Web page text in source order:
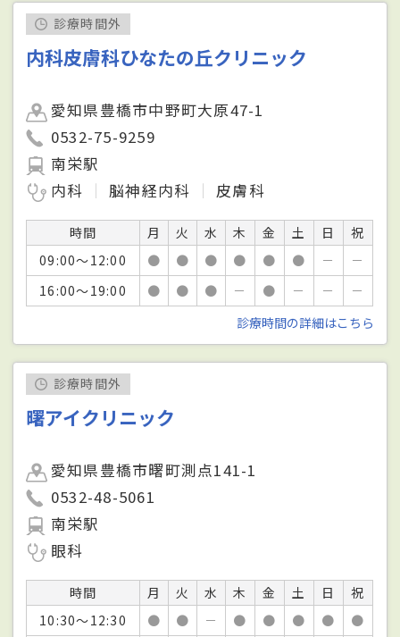
診療時間外
内科皮膚科ひなたの丘クリニック
愛知県豊橋市中野町大原47-1
0532-75-9259
南栄駅
内科
脳神経内科 皮膚科
時間 月 火 水 木 金 土 日
祝
09:00～12:00
● ● ● ● ● ● －
－
16:00～19:00
● ● ● － ● － －
－
診療時間の詳細はこちら
診療時間外
曙アイクリニック
愛知県豊橋市曙町測点141-1
0532-48-5061
南栄駅
眼科
時間 月 火 水 木 金 土 日
祝
10:30～12:30
● ● － ● ● ● ●
●